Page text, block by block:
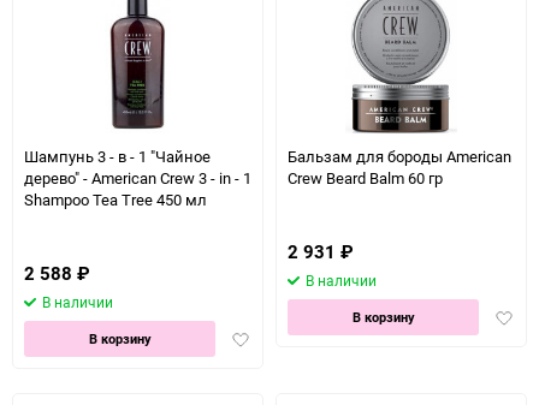
Шампунь 3 - в - 1 "Чайное
дерево" - American Crew 3 - in - 1
Shampoo Tea Tree 450 мл
2 588 ₽
В наличии
Добавить
В корзину
Бальзам для бороды American
Crew Beard Balm 60 гр
2 931 ₽
В наличии
В корзину